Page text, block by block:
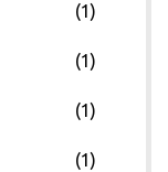
(1)
(1)
(1)
(1)